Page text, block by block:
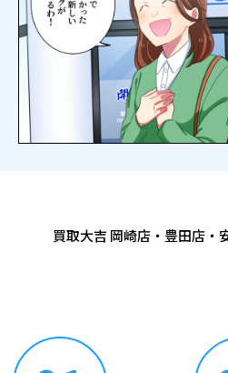
買取大吉 岡崎店・豊田店・